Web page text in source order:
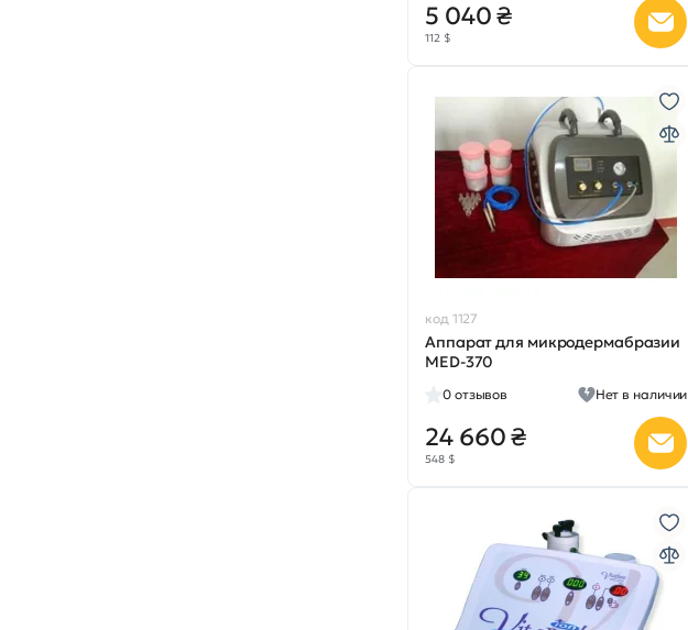
5 040 ₴
112 $
код 1127
Аппарат для микродермабразии
MED-370
0 отзывов Нет в наличии
24 660 ₴
548 $